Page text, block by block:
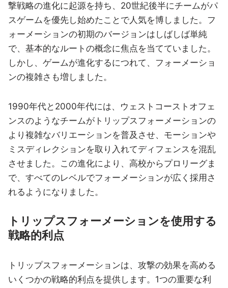
撃戦略の進化に起源を持ち、20世紀後半にチームがパ
スゲームを優先し始めたことで人気を博しました。フ
ォーメーションの初期のバージョンはしばしば単純
で、基本的なルートの概念に焦点を当てていました。
しかし、ゲームが進化するにつれて、フォーメーショ
ンの複雑さも増しました。
1990年代と2000年代には、ウェストコーストオフェ
ンスのようなチームがトリップスフォーメーションの
より複雑なバリエーションを普及させ、モーションや
ミスディレクションを取り入れてディフェンスを混乱
させました。この進化により、高校からプロリーグま
で、すべてのレベルでフォーメーションが広く採用さ
れるようになりました。
トリップスフォーメーションを使用する
戦略的利点
トリップスフォーメーションは、攻撃の効果を高める
いくつかの戦略的利点を提供します。1つの重要な利